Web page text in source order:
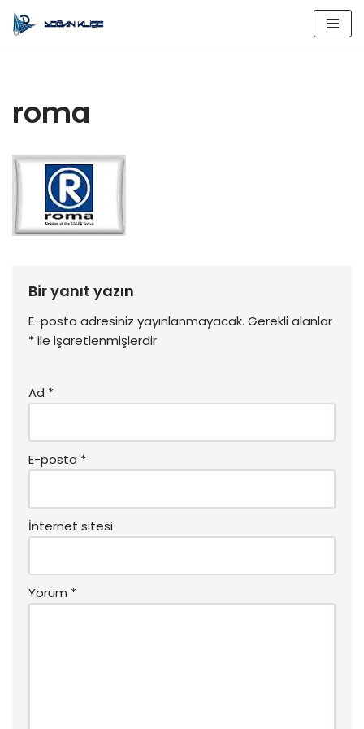
roma
Bir yanıt yazın
E-posta adresiniz yayınlanmayacak. Gerekli alanlar
*ile işaretlenmişlerdir
Ad *
E-posta *
İnternet sitesi
Yorum *